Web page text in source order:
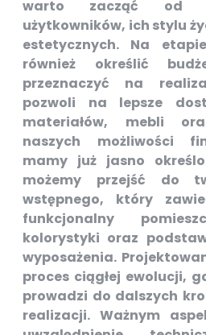
warto zacząć od
użytkowników, ich stylu
estetycznych. Na
również określić
przeznaczyć na
pozwoli na lepsze
materiałów, mebli
naszych możliwości
mamy już jasno
możemy przejść do
wstępnego, który
funkcjonalny
kolorystyki oraz
wyposażenia.
proces ciągłej ewolucji,
prowadzi do dalszych
realizacji. Ważnym